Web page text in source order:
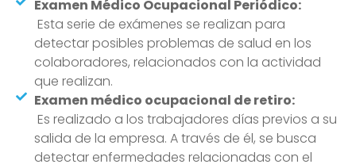
Examen Médico Ocupacional Periódico:
Esta serie de exámenes se realizan para
detectar posibles problemas de salud en los
colaboradores, relacionados con la actividad
que realizan.
Examen médico ocupacional de retiro:
Es realizado a los trabajadores días previos a su
salida de la empresa. A través de él, se busca
detectar enfermedades relacionadas con el